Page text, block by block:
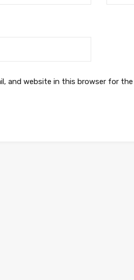
and website in this browser for